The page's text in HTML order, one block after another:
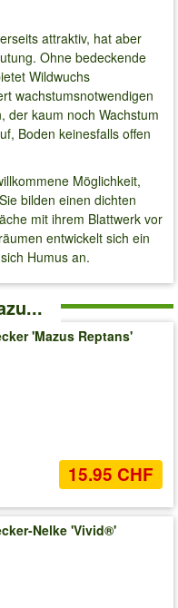
attraktiv, hat aber
Ohne bedeckende
Wildwuchs
wachstumsnotwendigen
der kaum noch Wachstum
Boden keinesfalls offen
Möglichkeit,
bilden einen dichten
mit ihrem Blattwerk vor
entwickelt sich ein
Humus an.
'Mazus Reptans'
15.95 CHF
Nelke 'Vivid®'